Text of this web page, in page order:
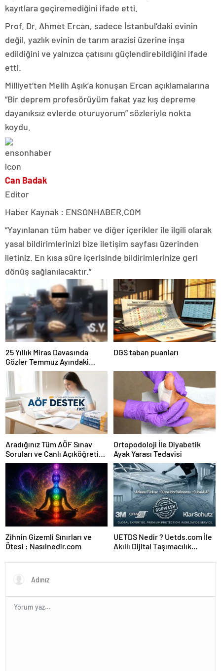
kayıtlara geçiremediğini ifade etti.
Prof. Dr. Ahmet Ercan, sadece İstanbul’daki evinin
değil, yazlık evinin de tarım arazisi üzerine inşa
edildiğini ve yalnızca çatısını güçlendirebildiğini ifade
etti.
Milliyet’ten Melih Aşık’a konuşan Ercan açıklamalarına
“Bir deprem profesörüyüm fakat yaz kış depreme
dayanıksız evlerde oturuyorum” sözleriyle nokta
koydu.
Can Badak
Editor
Haber Kaynak : ENSONHABER.COM
“Yayınlanan tüm haber ve diğer içerikler ile ilgili olarak
yasal bildirimlerinizi bize iletişim sayfası üzerinden
iletiniz. En kısa süre içerisinde bildirimlerinize geri
dönüş sağlanılacaktır.”
25 Yıllık Miras Davasında
Gözler Temmuz Ayındaki
Karar Duruşmasına Çevrildi
DGS taban puanları
Aradığınız Tüm AÖF Sınav
Soruları ve Canlı Açıköğretim
Forumu Burada
Ortopodoloji İle Diyabetik
Ayak Yarası Tedavisi
Zihnin Gizemli Sınırları ve
Ötesi : Nasılnedir.com
UETDS Nedir ? Uetds.com İle
Akıllı Dijital Taşımacılık